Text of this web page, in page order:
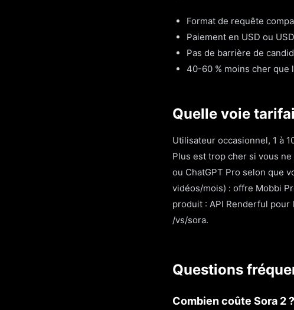
Format de requête
Paiement en USD ou
Pas de barrière de
40-60 % moins cher que
Quelle voie
Utilisateur occasionnel, 1 à
Plus est trop cher si vous
ou ChatGPT Pro selon que
vidéos/mois) : offre Mobbi
produit : API Renderful
/vs/sora.
Questions
Combien coûte Sora 2 ?